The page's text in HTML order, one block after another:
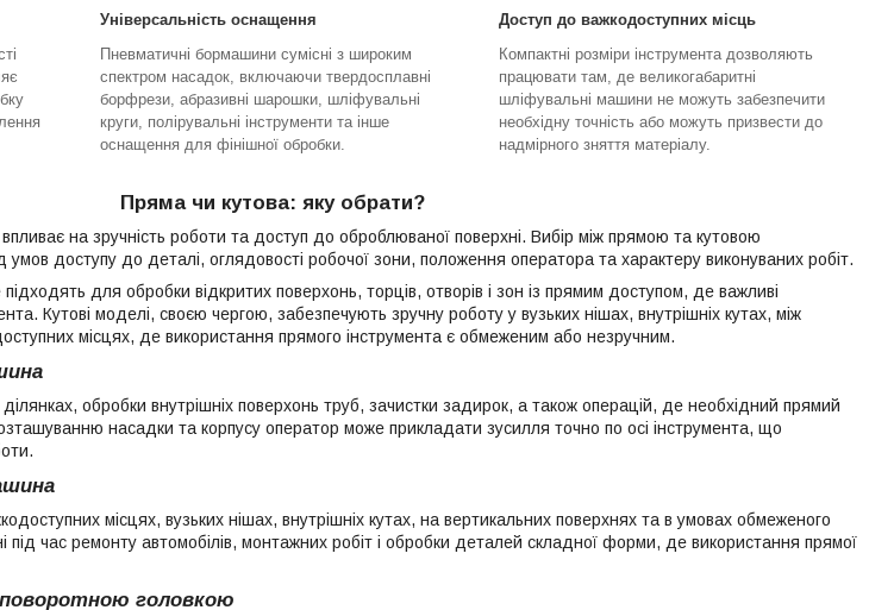
Універсальність оснащення
Пневматичні бормашини сумісні з широким
спектром насадок, включаючи твердосплавні
борфрези, абразивні шарошки, шліфувальні
круги, полірувальні інструменти та інше
оснащення для фінішної обробки.
Доступ до важкодоступних місць
Компактні розміри інструмента дозволяють
працювати там, де великогабаритні
шліфувальні машини не можуть забезпечити
необхідну точність або можуть призвести до
надмірного зняття матеріалу.
Пряма чи кутова: яку обрати?
на зручність роботи та доступ до оброблюваної поверхні. Вибір між прямою та кутовою
доступу до деталі, оглядовості робочої зони, положення оператора та характеру виконуваних робіт.
для обробки відкритих поверхонь, торців, отворів і зон із прямим доступом, де важливі
Кутові моделі, своєю чергою, забезпечують зручну роботу у вузьких нішах, внутрішніх кутах, між
місцях, де використання прямого інструмента є обмеженим або незручним.
обробки внутрішніх поверхонь труб, зачистки задирок, а також операцій, де необхідний прямий
насадки та корпусу оператор може прикладати зусилля точно по осі інструмента, що
місцях, вузьких нішах, внутрішніх кутах, на вертикальних поверхнях та в умовах обмеженого
під час ремонту автомобілів, монтажних робіт і обробки деталей складної форми, де використання прямої
головкою